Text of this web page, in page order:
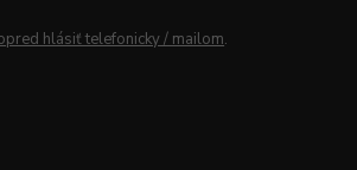
hlásiť telefonicky / mailom.